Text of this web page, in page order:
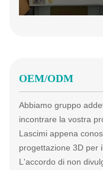
OEM/ODM
Abbiamo gruppo
incontrare la vostra
Lascimi appena
progettazione 3D per
L'accordo di non